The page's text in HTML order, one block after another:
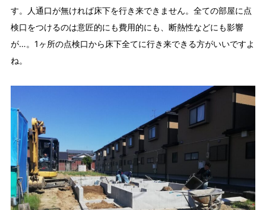
す。人通口が無ければ床下を行き来できません。全ての部屋に点
検口をつけるのは意匠的にも費用的にも、断熱性などにも影響
が…。1ヶ所の点検口から床下全てに行き来できる方がいいですよ
ね。